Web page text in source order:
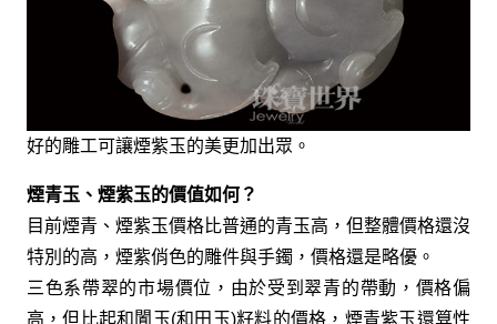
好的雕工可讓煙紫玉的美更加出眾。
煙青玉、煙紫玉的價值如何？
目前煙青、煙紫玉價格比普通的青玉高，但整體價格還沒
特別的高，煙紫俏色的雕件與手鐲，價格還是略優。
三色系帶翠的市場價位，由於受到翠青的帶動，價格偏
高，但比起和闐玉(和田玉)籽料的價格，煙青紫玉還算性